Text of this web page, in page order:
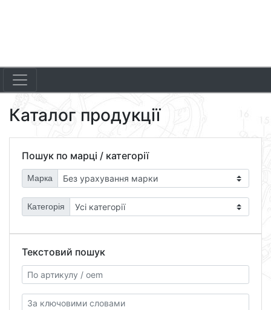
Каталог продукції
Пошук по марці / категорії
Марка
Категорія
Текстовий пошук